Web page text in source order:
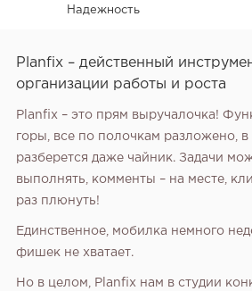
Надежность
Planfix – действенный
организации работы и роста
Planfix – это прям выручалочка!
горы‚ все по полочкам разложено‚
разберется даже чайник. Задачи
выполнять‚ комменты – на месте‚
раз плюнуть!
Единственное‚ мобилка немного
фишек не хватает.
Но в целом‚ Planfix нам в студии